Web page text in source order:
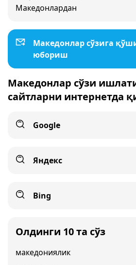
Македонлардан
Македонлар сўзига
юбориш
Македонлар сўзи
сайтларни интернетда
Google
Яндекс
Bing
Олдинги 10 та сўз
македониялик